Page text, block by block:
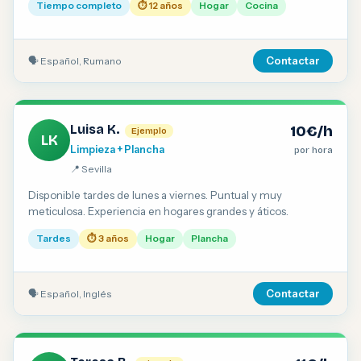
Tiempo completo ⏱ 12 años Hogar Cocina
🗣 Español, Rumano Contactar
LK
Luisa K. Ejemplo
Limpieza + Plancha
📍 Sevilla
10€/h
por hora
Disponible tardes de lunes a viernes. Puntual y muy
meticulosa. Experiencia en hogares grandes y áticos.
Tardes ⏱ 3 años Hogar Plancha
🗣 Español, Inglés Contactar